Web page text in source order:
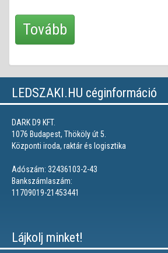
LEDSZAKI.HU céginformáció
DARK D9 KFT.
1076 Budapest, Thököly út 5.
Központi iroda, raktár és logisztika
Adószám: 32436103-2-43
Bankszámlaszám:
11709019-21453441
Lájkolj minket!